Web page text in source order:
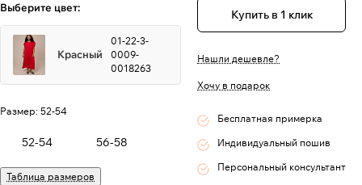
Выберите цвет:
Красный
01-22-3-
0009-
0018263
Размер: 52-54
52-54 56-58
Таблица размеров
Купить в 1 клик
Нашли дешевле?
Хочу в подарок
Бесплатная примерка
Индивидуальный пошив
Персональный консультант